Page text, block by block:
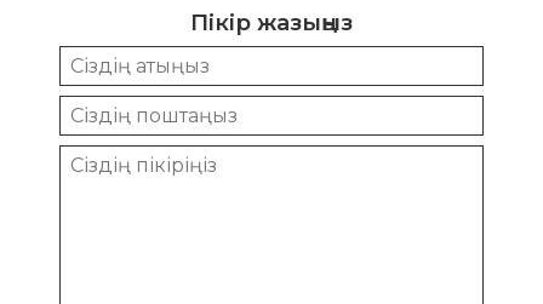
Пікір жазыңыз